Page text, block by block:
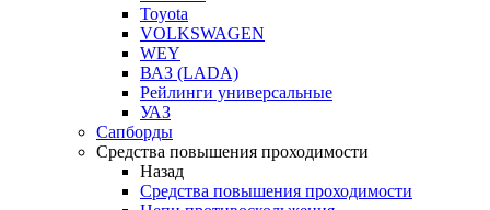
Toyota
VOLKSWAGEN
WEY
ВАЗ (LADA)
Рейлинги универсальные
УАЗ
Сапборды
Средства повышения проходимости
Назад
Средства повышения проходимости